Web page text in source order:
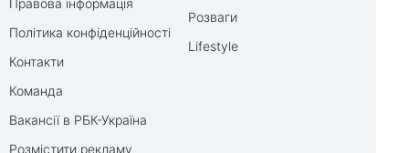
Правова інформація
Політика конфіденційності
Контакти
Команда
Вакансії в РБК-Україна
Розмістити рекламу
Розваги
Lifestyle